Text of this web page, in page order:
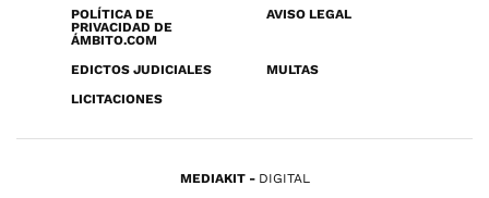
POLÍTICA DE
PRIVACIDAD DE
ÁMBITO.COM
AVISO LEGAL
EDICTOS JUDICIALES
MULTAS
LICITACIONES
MEDIAKIT DIGITAL